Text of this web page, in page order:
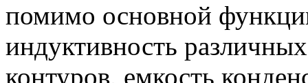
помимо основной
индуктивность
контуров, емкость